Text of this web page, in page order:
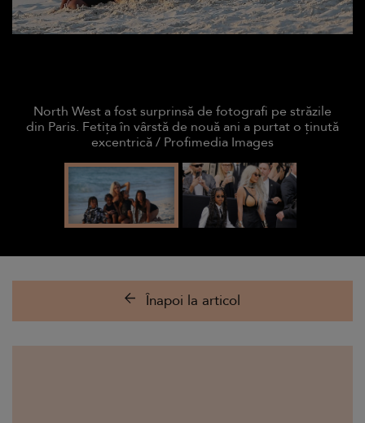
North West a fost surprinsă de fotografi pe străzile
din Paris. Fetița în vârstă de nouă ani a purtat o ținută
excentrică / Profimedia Images
Înapoi la articol